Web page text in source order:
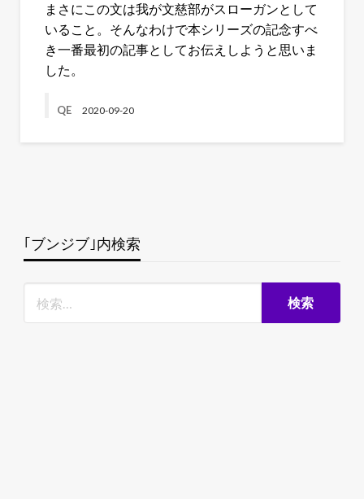
まさにこの文は我が文慈部がスローガンとして
いること。そんなわけで本シリーズの記念すべ
き一番最初の記事としてお伝えしようと思いま
した。
QE 2020-09-20
｢ブンジブ｣内検索